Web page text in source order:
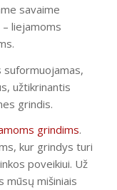
savaime
– liejamoms
suformuojamas,
užtikrinantis
grindis.
grindims.
kur grindys turi
poveikiui. Už
mūsų mišiniais